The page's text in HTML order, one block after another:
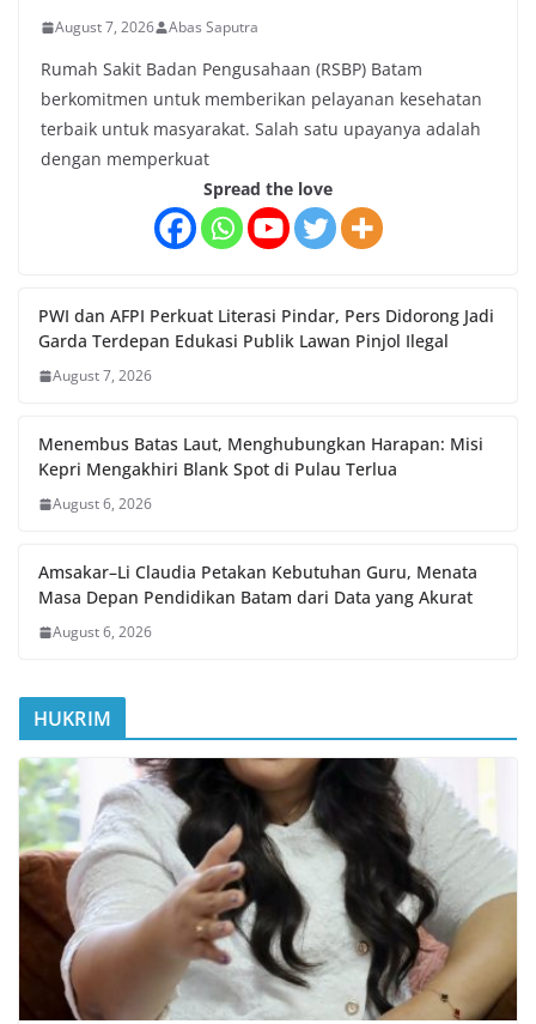
August 7, 2026 Abas Saputra
Rumah Sakit Badan Pengusahaan (RSBP) Batam
berkomitmen untuk memberikan pelayanan kesehatan
terbaik untuk masyarakat. Salah satu upayanya adalah
dengan memperkuat
Spread the love
PWI dan AFPI Perkuat Literasi Pindar, Pers Didorong Jadi
Garda Terdepan Edukasi Publik Lawan Pinjol Ilegal
August 7, 2026
Menembus Batas Laut, Menghubungkan Harapan: Misi
Kepri Mengakhiri Blank Spot di Pulau Terlua
August 6, 2026
Amsakar–Li Claudia Petakan Kebutuhan Guru, Menata
Masa Depan Pendidikan Batam dari Data yang Akurat
August 6, 2026
HUKRIM